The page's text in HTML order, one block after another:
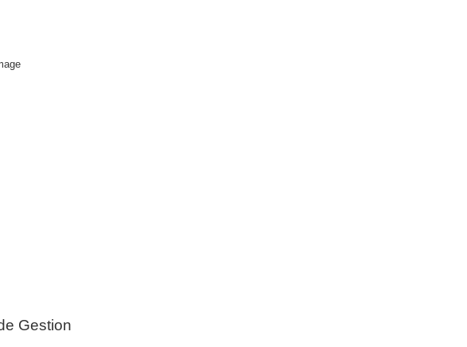
Gestion